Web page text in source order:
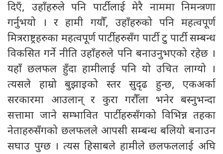
दिएँ, उहाँहरुले पनि पार्टीलाई मेरै नाममा निमन्त्रणा
गर्नुभयो । र हामी गयौँ, उहाँहरुको पनि महत्वपूर्ण
मित्रराष्ट्रहरुका महत्वपूर्ण पार्टीहरुसँग पार्टी टु पार्टी सम्बन्ध
विकसित गर्ने नीति उहाँहरुले पनि बनाउनुभएको रहेछ ।
यहाँ छलफल हुँदा हामीलाई पनि यो उचित लाग्यो ।
त्यसले हाम्रो बुझाइको स्तर सुदृढ हुन्छ, एकअर्का
सरकारमा आउलान् र कुरा गरौँला भनेर बस्नुभन्दा
सत्तामा जाने सम्भावित पार्टीहरुसँगको विभिन्न तहका
नेताहरुसँगको छलफलले आपसी सम्बन्ध बलियो बनाउन
सघाउ पुग्छ । त्यस हिसाबले हामीले छलफललाई अघि